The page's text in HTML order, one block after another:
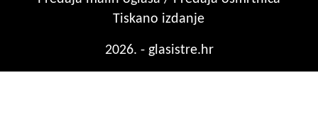
Tiskano izdanje
2026. - glasistre.hr